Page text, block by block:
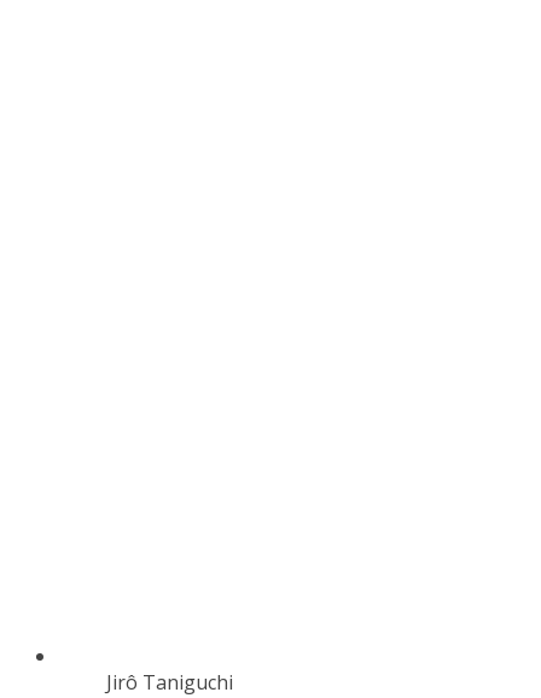
Jirô Taniguchi